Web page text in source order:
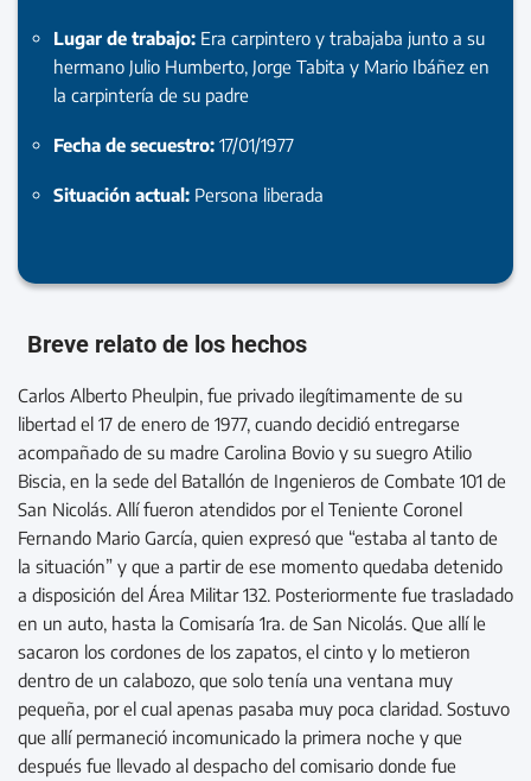
Lugar de trabajo: Era carpintero y trabajaba junto a su
hermano Julio Humberto, Jorge Tabita y Mario Ibáñez en
la carpintería de su padre
Fecha de secuestro: 17/01/1977
Situación actual: Persona liberada
Breve relato de los hechos
Carlos Alberto Pheulpin, fue privado ilegítimamente de su
libertad el 17 de enero de 1977, cuando decidió entregarse
acompañado de su madre Carolina Bovio y su suegro Atilio
Biscia, en la sede del Batallón de Ingenieros de Combate 101 de
San Nicolás. Allí fueron atendidos por el Teniente Coronel
Fernando Mario García, quien expresó que “estaba al tanto de
la situación” y que a partir de ese momento quedaba detenido
a disposición del Área Militar 132. Posteriormente fue trasladado
en un auto, hasta la Comisaría 1ra. de San Nicolás. Que allí le
sacaron los cordones de los zapatos, el cinto y lo metieron
dentro de un calabozo, que solo tenía una ventana muy
pequeña, por el cual apenas pasaba muy poca claridad. Sostuvo
que allí permaneció incomunicado la primera noche y que
después fue llevado al despacho del comisario donde fue